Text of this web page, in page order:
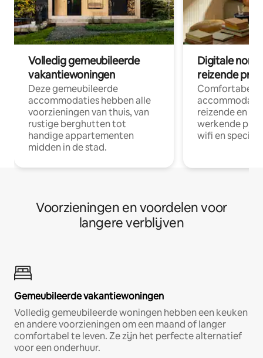
Volledig gemeubileerde
vakantiewoningen
Deze gemeubileerde
accommodaties hebben alle
voorzieningen van thuis, van
rustige berghutten tot
handige appartementen
midden in de stad.
Digitale
reizende
Comfortabele
reizende en
werkende
wifi en
Voorzieningen en voordelen voor
langere verblijven
Gemeubileerde vakantiewoningen
Volledig gemeubileerde woningen hebben een keuken
en andere voorzieningen om een maand of langer
comfortabel te leven. Ze zijn het perfecte alternatief
voor een onderhuur.